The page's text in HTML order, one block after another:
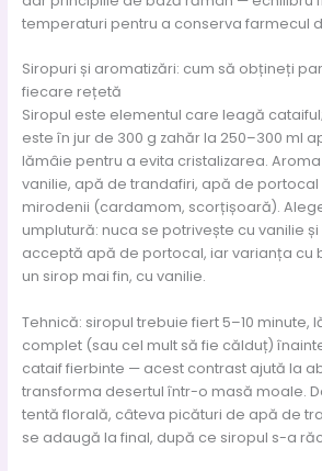
temperaturi pentru a conserva farmecul
Siropuri și aromatizări: cum să obțineți
fiecare rețetă
Siropul este elementul care leagă
este în jur de 300 g zahăr la 250–300 ml
lămâie pentru a evita cristalizarea.
vanilie, apă de trandafiri, apă de
mirodenii (cardamom, scorțișoară).
umplutură: nuca se potrivește cu vanilie
acceptă apă de portocal, iar varianța cu
un sirop mai fin, cu vanilie.
Tehnică: siropul trebuie fiert 5–10 minute,
complet (sau cel mult să fie călduț)
cataif fierbinte — acest contrast ajută la
transforma desertul într-o masă moale.
tentă florală, câteva picături de apă de
se adaugă la final, după ce siropul s-a